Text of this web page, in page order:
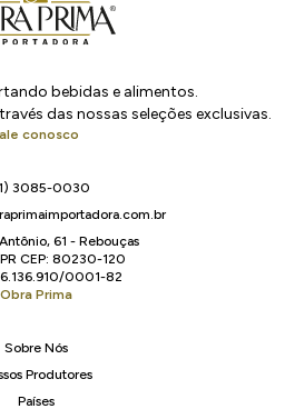
bebidas e alimentos.
das nossas seleções exclusivas.
conosco
3085-0030
61 - Rebouças
CEP: 80230-120
0001-82
Obra Prima
Sobre Nós
Produtores
Países